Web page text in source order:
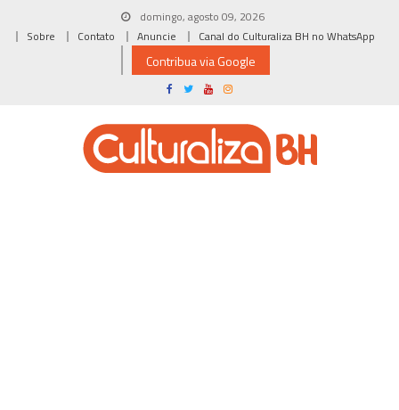
domingo, agosto 09, 2026
Sobre
Contato Anuncie Canal do Culturaliza BH no WhatsApp
Contribua via Google